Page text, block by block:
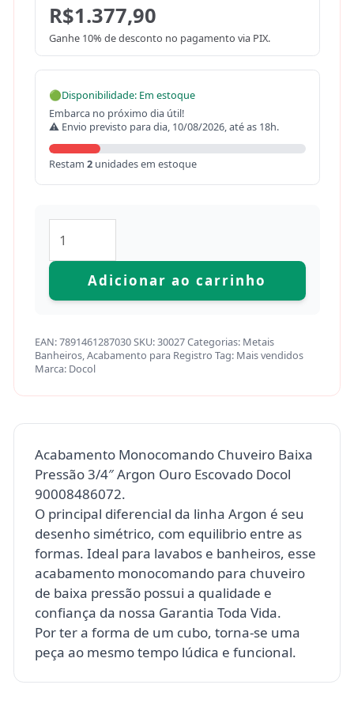
R$1.377,90
Ganhe 10% de desconto no pagamento via PIX.
🟢Disponibilidade: Em estoque
Embarca no próximo dia útil!
⚠ Envio previsto para dia, 10/08/2026, até as 18h.
Restam 2unidades em estoque
Adicionar ao carrinho
EAN:7891461287030SKU:30027Categorias: Metais
Banheiros, Acabamento para Registro Tag: Mais vendidos
Marca: Docol
Acabamento Monocomando Chuveiro Baixa
Pressão 3/4″ Argon Ouro Escovado Docol
90008486072.
O principal diferencial da linha Argon é seu
desenho simétrico, com equilibrio entre as
formas. Ideal para lavabos e banheiros, esse
acabamento monocomando para chuveiro
de baixa pressão possui a qualidade e
confiança da nossa Garantia Toda Vida.
Por ter a forma de um cubo, torna-se uma
peça ao mesmo tempo lúdica e funcional.